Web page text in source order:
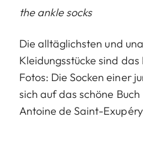
the ankle socks
Die alltäglichsten und
Kleidungsstücke sind
Fotos: Die Socken einer
sich auf das schöne Buch
Antoine de Saint-